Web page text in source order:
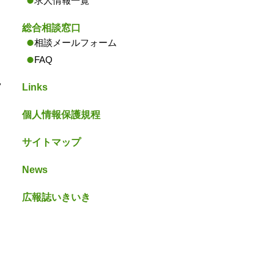
総合相談窓口
相談メールフォーム
FAQ
Links
個人情報保護規程
サイトマップ
News
広報誌いきいき